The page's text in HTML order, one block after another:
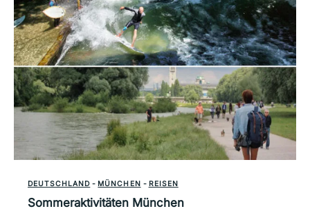
DEUTSCHLAND - MÜNCHEN - REISEN
Sommeraktivitäten München